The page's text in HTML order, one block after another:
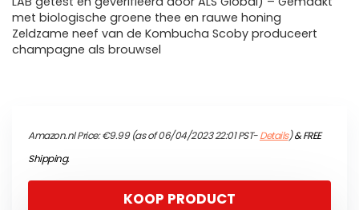
met biologische groene thee en rauwe honing
Zeldzame neef van de Kombucha Scoby produceert
champagne als brouwsel
Amazon.nl Price:€9.99(as of 06/04/2023 22:01 PST-Details)&FREE
Shipping.
KOOP PRODUCT